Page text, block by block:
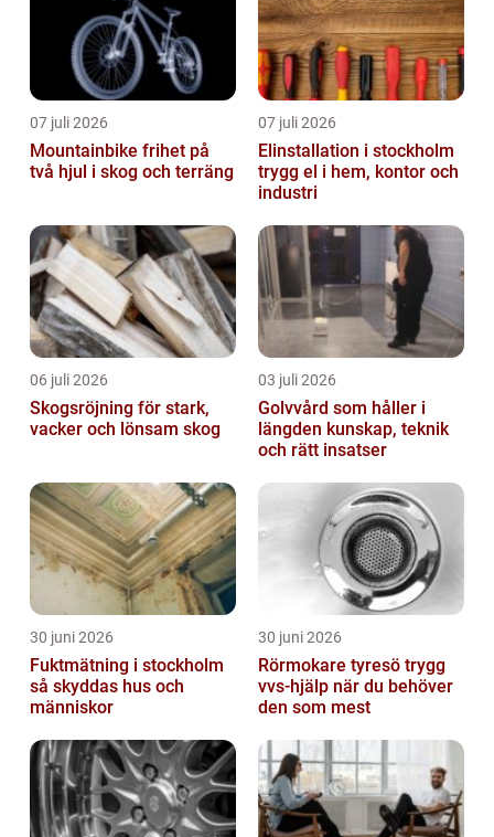
07 juli 2026
Mountainbike frihet på
två hjul i skog och terräng
07 juli 2026
Elinstallation i stockholm
trygg el i hem, kontor och
industri
06 juli 2026
Skogsröjning för stark,
vacker och lönsam skog
03 juli 2026
Golvvård som håller i
längden kunskap, teknik
och rätt insatser
30 juni 2026
Fuktmätning i stockholm
så skyddas hus och
människor
30 juni 2026
Rörmokare tyresö trygg
vvs-hjälp när du behöver
den som mest